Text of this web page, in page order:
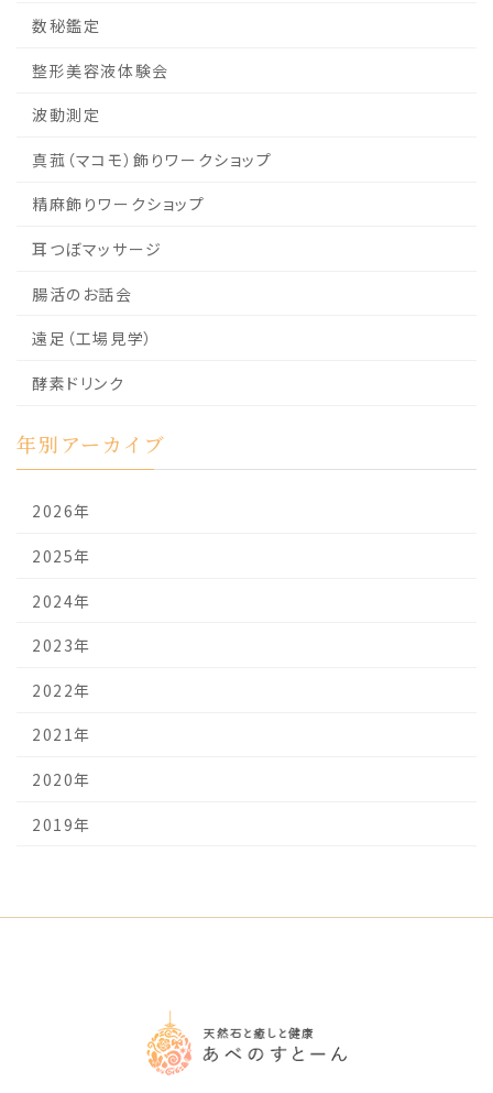
数秘鑑定
整形美容液体験会
波動測定
真菰（マコモ）飾りワークショップ
精麻飾りワークショップ
耳つぼマッサージ
腸活のお話会
遠足（工場見学）
酵素ドリンク
年別アーカイブ
2026年
2025年
2024年
2023年
2022年
2021年
2020年
2019年